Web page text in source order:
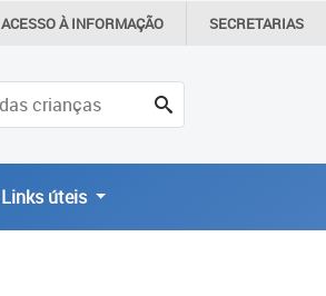
ACESSO ÀINFORMAÇÃO SECRETARIAS
Links úteis